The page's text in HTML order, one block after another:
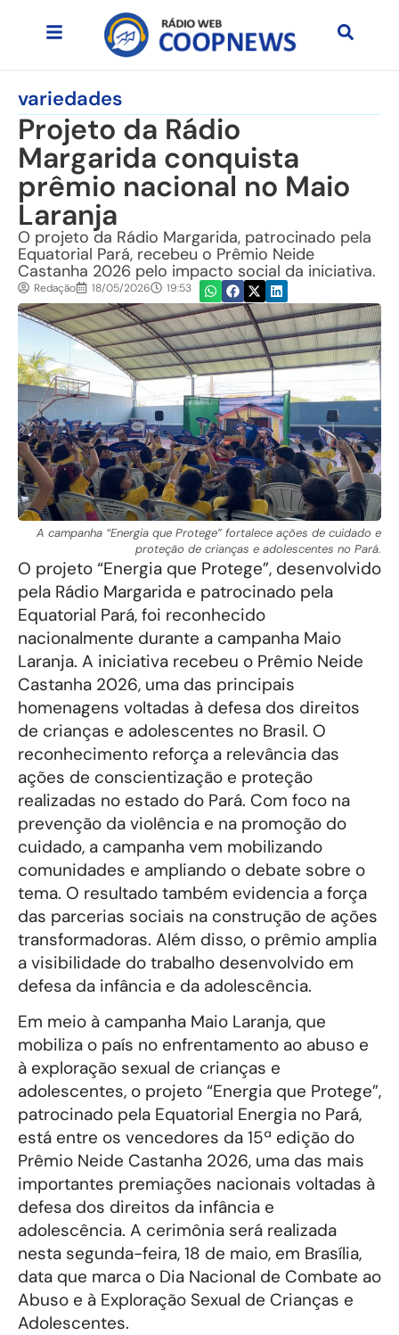
variedades
Projeto da Rádio
Margarida conquista
prêmio nacional no Maio
Laranja
O projeto da Rádio Margarida, patrocinado pela
Equatorial Pará, recebeu o Prêmio Neide
Castanha 2026 pelo impacto social da iniciativa.
Redação 18/05/2026 19:53
A campanha “Energia que Protege” fortalece ações de cuidado e
proteção de crianças e adolescentes no Pará.
O projeto “Energia que Protege”, desenvolvido
pela Rádio Margarida e patrocinado pela
Equatorial Pará, foi reconhecido
nacionalmente durante a campanha Maio
Laranja. A iniciativa recebeu o Prêmio Neide
Castanha 2026, uma das principais
homenagens voltadas à defesa dos direitos
de crianças e adolescentes no Brasil. O
reconhecimento reforça a relevância das
ações de conscientização e proteção
realizadas no estado do Pará. Com foco na
prevenção da violência e na promoção do
cuidado, a campanha vem mobilizando
comunidades e ampliando o debate sobre o
tema. O resultado também evidencia a força
das parcerias sociais na construção de ações
transformadoras. Além disso, o prêmio amplia
a visibilidade do trabalho desenvolvido em
defesa da infância e da adolescência.
Em meio à campanha Maio Laranja, que
mobiliza o país no enfrentamento ao abuso e
à exploração sexual de crianças e
adolescentes, o projeto “Energia que Protege”,
patrocinado pela Equatorial Energia no Pará,
está entre os vencedores da 15ª edição do
Prêmio Neide Castanha 2026, uma das mais
importantes premiações nacionais voltadas à
defesa dos direitos da infância e
adolescência. A cerimônia será realizada
nesta segunda-feira, 18 de maio, em Brasília,
data que marca o Dia Nacional de Combate ao
Abuso e à Exploração Sexual de Crianças e
Adolescentes.